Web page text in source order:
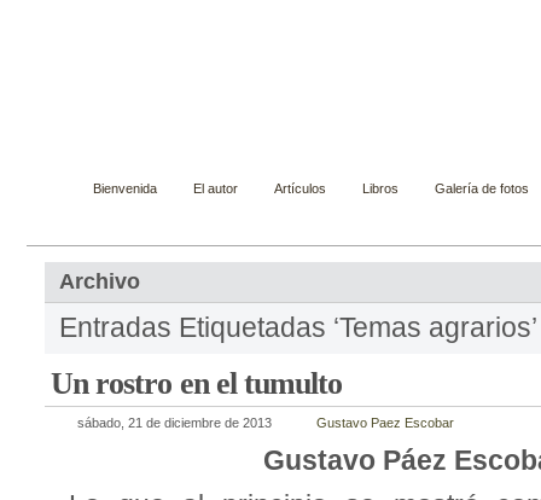
Bienvenida El autor Artículos Libros Galería de fotos
Archivo
Entradas Etiquetadas ‘Temas agrarios’
Un rostro en el tumulto
sábado, 21 de diciembre de 2013 Gustavo Paez Escobar
Gustavo Páez